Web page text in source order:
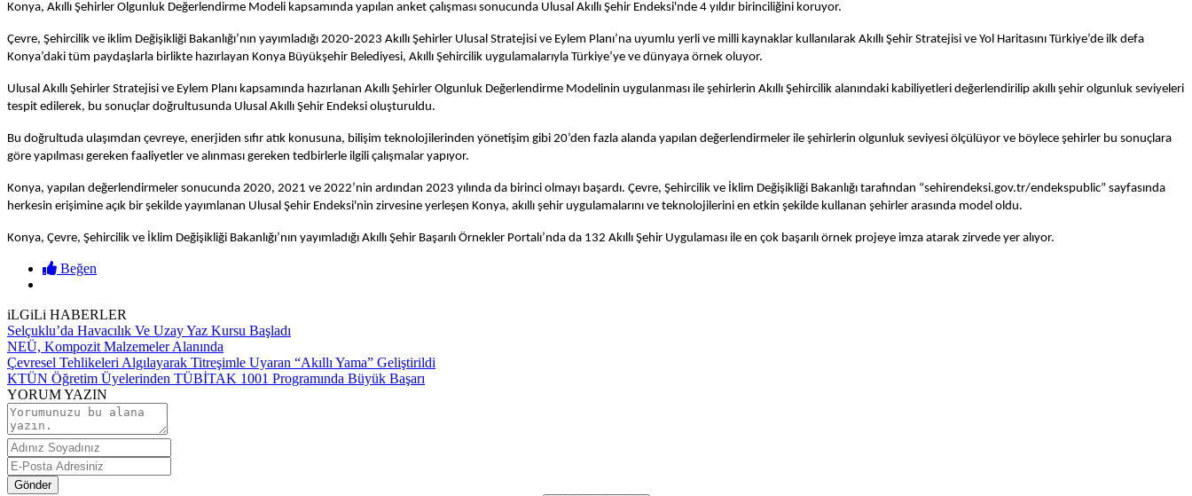
Konya, Akıllı Şehirler Olgunluk Değerlendirme Modeli kapsamında yapılan anket çalışması sonucunda Ulusal Akıllı Şehir Endeksi'nde 4 yıldır birinciliğini koruyor.
Çevre, Şehircilik ve iklim Değişikliği Bakanlığı’nın yayımladığı 2020-2023 Akıllı Şehirler Ulusal Stratejisi ve Eylem Planı’na uyumlu yerli ve milli kaynaklar kullanılarak Akıllı Şehir Stratejisi ve Yol Haritasını Türkiye’de ilk defa
Konya’daki tüm paydaşlarla birlikte hazırlayan Konya Büyükşehir Belediyesi, Akıllı Şehircilik uygulamalarıyla Türkiye’ye ve dünyaya örnek oluyor.
Ulusal Akıllı Şehirler Stratejisi ve Eylem Planı kapsamında hazırlanan Akıllı Şehirler Olgunluk Değerlendirme Modelinin uygulanması ile şehirlerin Akıllı Şehircilik alanındaki kabiliyetleri değerlendirilip akıllı şehir olgunluk seviyeleri
tespit edilerek, bu sonuçlar doğrultusunda Ulusal Akıllı Şehir Endeksi oluşturuldu.
Bu doğrultuda ulaşımdan çevreye, enerjiden sıfır atık konusuna, bilişim teknolojilerinden yönetişim gibi 20’den fazla alanda yapılan değerlendirmeler ile şehirlerin olgunluk seviyesi ölçülüyor ve böylece şehirler bu sonuçlara
göre yapılması gereken faaliyetler ve alınması gereken tedbirlerle ilgili çalışmalar yapıyor.
Konya, yapılan değerlendirmeler sonucunda 2020, 2021 ve 2022’nin ardından 2023 yılında da birinci olmayı başardı. Çevre, Şehircilik ve İklim Değişikliği Bakanlığı tarafından “sehirendeksi.gov.tr/endekspublic” sayfasında
herkesin erişimine açık bir şekilde yayımlanan Ulusal Şehir Endeksi'nin zirvesine yerleşen Konya, akıllı şehir uygulamalarını ve teknolojilerini en etkin şekilde kullanan şehirler arasında model oldu.
Konya, Çevre, Şehircilik ve İklim Değişikliği Bakanlığı’nın yayımladığı Akıllı Şehir Başarılı Örnekler Portalı’nda da 132 Akıllı Şehir Uygulaması ile en çok başarılı örnek projeye imza atarak zirvede yer alıyor.
Beğen
iLGiLi HABERLER
Selçuklu’da Havacılık Ve Uzay Yaz Kursu Başladı
NEÜ, Kompozit Malzemeler Alanında
Çevresel Tehlikeleri Algılayarak Titreşimle Uyaran “Akıllı Yama” Geliştirildi
KTÜN Öğretim Üyelerinden TÜBİTAK 1001 Programında Büyük Başarı
YORUM YAZIN
Gönder